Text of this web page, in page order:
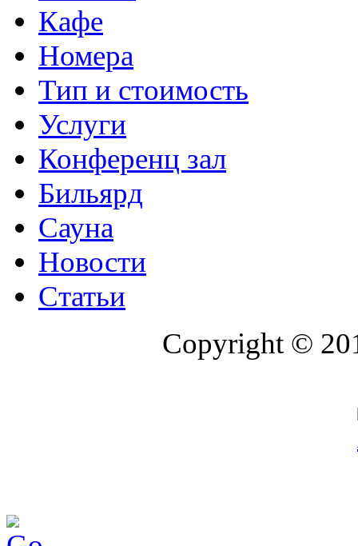
Кафе
Номера
Тип и стоимость
Услуги
Конференц зал
Бильярд
Сауна
Новости
Статьи
Copyright ©